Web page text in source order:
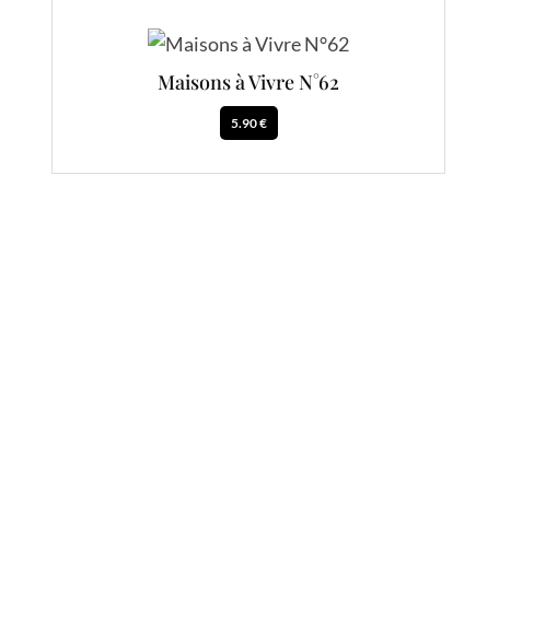
Maisons à Vivre N°62
5.90 €